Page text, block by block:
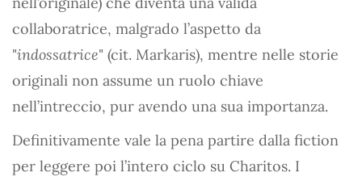
collaboratrice, malgrado l’aspetto da
"indossatrice" (cit. Markaris), mentre nelle storie
originali non assume un ruolo chiave
nell’intreccio, pur avendo una sua importanza.
Definitivamente vale la pena partire dalla fiction
per leggere poi l’intero ciclo su Charitos. I